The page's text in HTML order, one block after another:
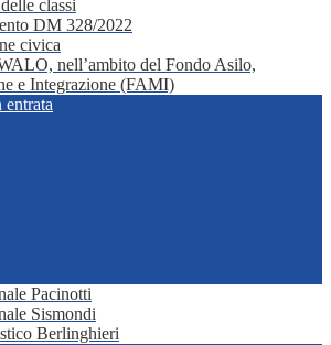
classi
DM 328/2022
civica
nell’ambito del Fondo Asilo,
e Integrazione (FAMI)
Pacinotti
Sismondi
Berlinghieri